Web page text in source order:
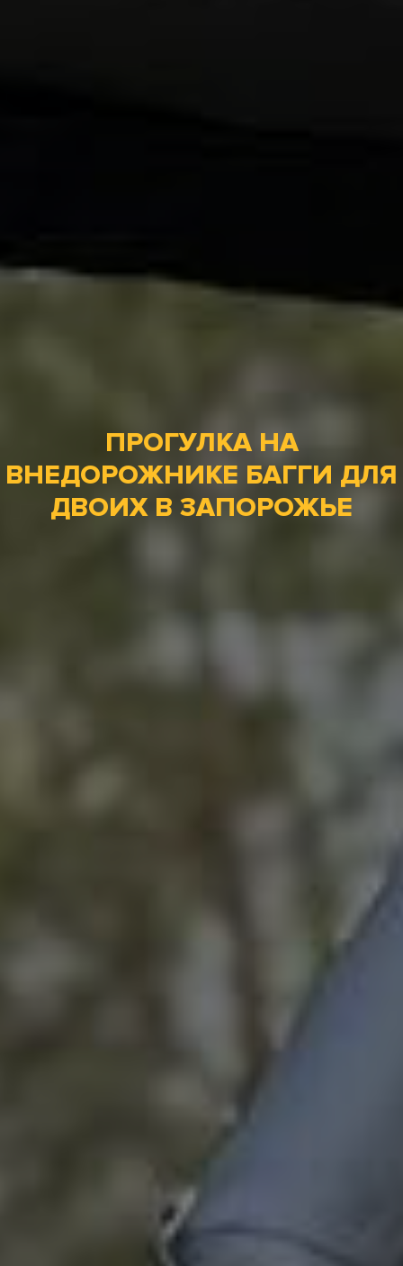
ПРОГУЛКА НА
ВНЕДОРОЖНИКЕ БАГГИ ДЛЯ
ДВОИХ В ЗАПОРОЖЬЕ